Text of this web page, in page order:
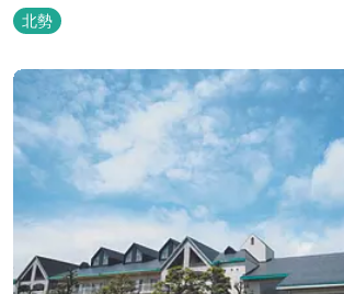
快適なホテルライフをご提供します。
北勢